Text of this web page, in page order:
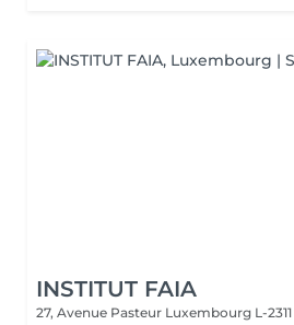
INSTITUT FAIA
27, Avenue Pasteur Luxembourg L-2311